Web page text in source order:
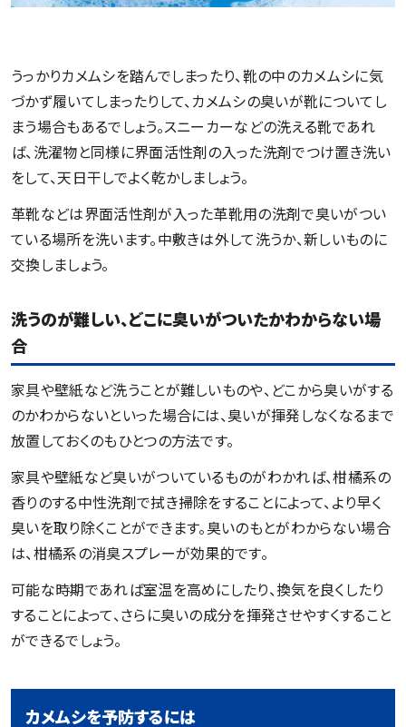
うっかりカメムシを踏んでしまったり、靴の中のカメムシに気
づかず履いてしまったりして、カメムシの臭いが靴についてし
まう場合もあるでしょう。スニーカーなどの洗える靴であれ
ば、洗濯物と同様に界面活性剤の入った洗剤でつけ置き洗い
をして、天日干しでよく乾かしましょう。
革靴などは界面活性剤が入った革靴用の洗剤で臭いがつい
ている場所を洗います。中敷きは外して洗うか、新しいものに
交換しましょう。
洗うのが難しい、どこに臭いがついたかわからない場
合
家具や壁紙など洗うことが難しいものや、どこから臭いがする
のかわからないといった場合には、臭いが揮発しなくなるまで
放置しておくのもひとつの方法です。
家具や壁紙など臭いがついているものがわかれば、柑橘系の
香りのする中性洗剤で拭き掃除をすることによって、より早く
臭いを取り除くことができます。臭いのもとがわからない場合
は、柑橘系の消臭スプレーが効果的です。
可能な時期であれば室温を高めにしたり、換気を良くしたり
することによって、さらに臭いの成分を揮発させやすくすること
ができるでしょう。
カメムシを予防するには